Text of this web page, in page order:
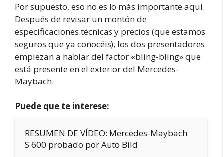
Por supuesto, eso no es lo más importante aquí.
Después de revisar un montón de
especificaciones técnicas y precios (que estamos
seguros que ya conocéis), los dos presentadores
empiezan a hablar del factor «bling-bling» que
está presente en el exterior del Mercedes-
Maybach.
Puede que te interese:
RESUMEN DE VÍDEO: Mercedes-Maybach
S 600 probado por Auto Bild